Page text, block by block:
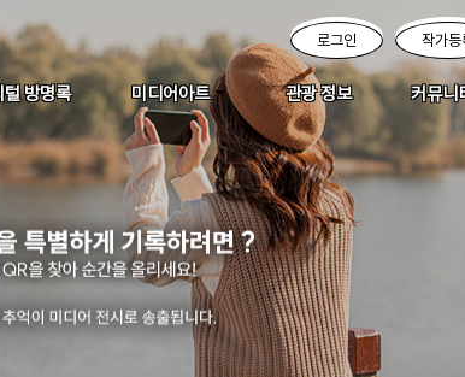
로그인 작가등
털 방명록 미디어아트 관광 정보 커뮤니